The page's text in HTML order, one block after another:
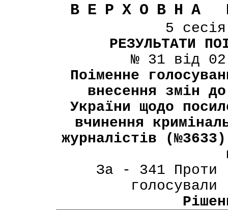
ВЕРХОВНА
5
РЕЗУЛЬТАТИ
№ 31 від
Поіменне
внесення змін
України щодо
вчинення
журналістів
За - 341 Проти